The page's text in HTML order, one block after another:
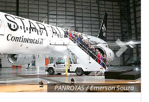
PANROTAS / Emerson Souza